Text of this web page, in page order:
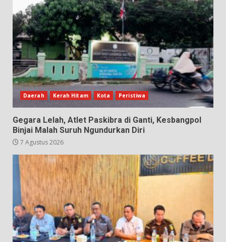
Daerah Kerah Hitam Kota Peristiwa
Gegara Lelah, Atlet Paskibra di Ganti, Kesbangpol
Binjai Malah Suruh Ngundurkan Diri
7 Agustus 2026